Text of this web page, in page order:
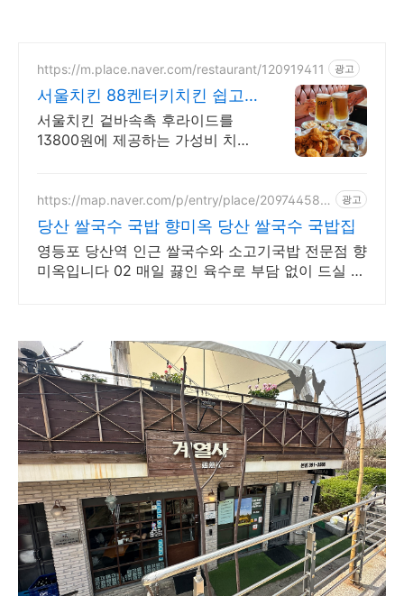
https://m.place.naver.com/restaurant/120919411 광고
서울치킨 88켄터키치킨 쉽고
빠른 네이버 예약!
서울치킨 겉바속촉 후라이드를
13800원에 제공하는 가성비 치킨
겨보세요!
https://map.naver.com/p/entry/place/209744587
광고
당산 쌀국수 국밥 향미옥 당산 쌀국수 국밥집
영등포 당산역 인근 쌀국수와 소고기국밥 전문점 향
미옥입니다 02 매일 끓인 육수로 부담 없이 드실 수